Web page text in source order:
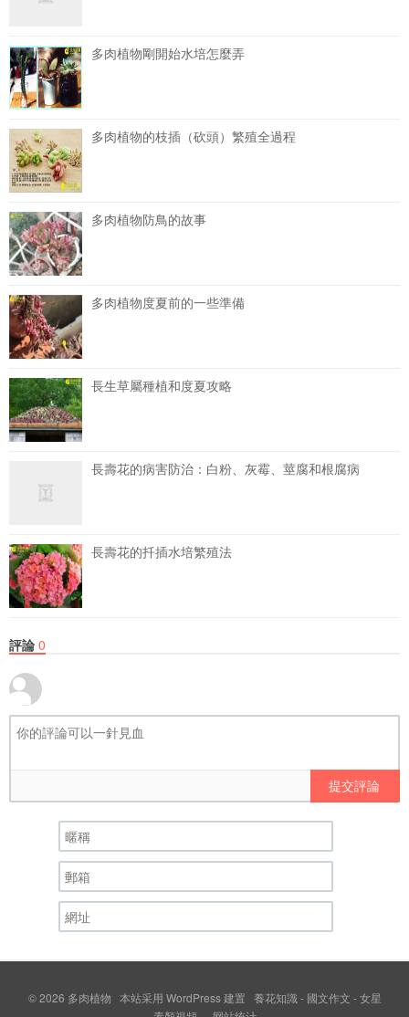
多肉植物剛開始水培怎麼弄
多肉植物的枝插（砍頭）繁殖全過程
多肉植物防鳥的故事
多肉植物度夏前的一些準備
長生草屬種植和度夏攻略
長壽花的病害防治：白粉、灰霉、莖腐和根腐病
長壽花的扦插水培繁殖法
評論 0
提交評論
© 2026 多肉植物 本站采用 WordPress建置 養花知識 - 國文作文 -女星